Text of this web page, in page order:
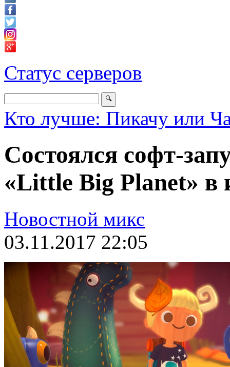
Статус серверов
Кто лучше: Пикачу или
Состоялся софт-
«Little Big Planet» в
Новостной микс
03.11.2017 22:05